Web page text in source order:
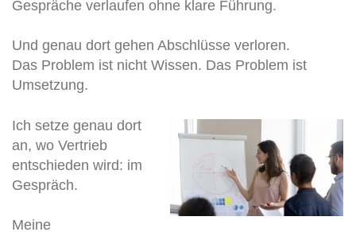
Gespräche verlaufen ohne klare Führung.
Und genau dort gehen Abschlüsse verloren.
Das Problem ist nicht Wissen. Das Problem ist
Umsetzung.
Ich setze genau dort
an, wo Vertrieb
entschieden wird: im
Gespräch.
Meine